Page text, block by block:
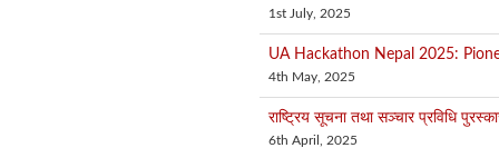
1st July, 2025
UA Hackathon Nepal 2025:
4th May, 2025
राष्ट्रिय सूचना तथा सञ्चार प्रविधि
6th April, 2025